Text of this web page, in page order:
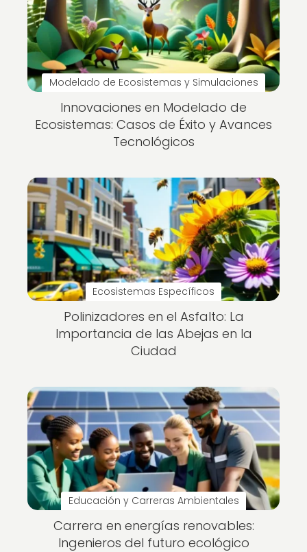
Modelado de Ecosistemas y Simulaciones
Innovaciones en Modelado de
Ecosistemas: Casos de Éxito y Avances
Tecnológicos
Ecosistemas Específicos
Polinizadores en el Asfalto: La
Importancia de las Abejas en la
Ciudad
Educación y Carreras Ambientales
Carrera en energías renovables:
Ingenieros del futuro ecológico